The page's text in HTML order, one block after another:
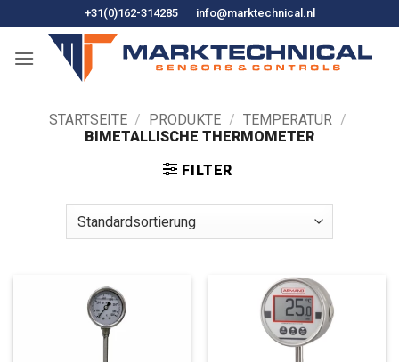
Inhalt
springen
+31(0)162-314285 info@marktechnical.nl
STARTSEITE / PRODUKTE / TEMPERATUR /
BIMETALLISCHE THERMOMETER
FILTER